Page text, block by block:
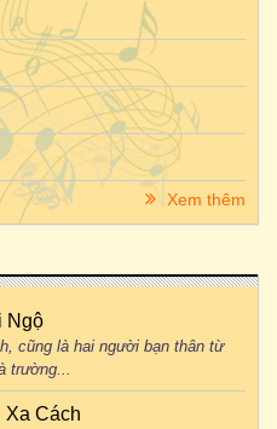
Xem thêm
Ngộ
cũng là hai người bạn thân từ
trường...
Xa Cách